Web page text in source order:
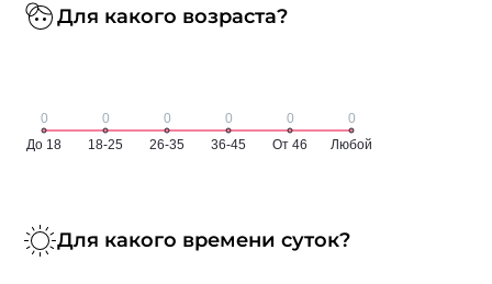
Для какого возраста?
Для какого времени суток?